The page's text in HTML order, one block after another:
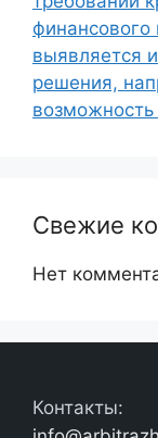
выявляется
решения,
Свежие
Нет
Контакты: